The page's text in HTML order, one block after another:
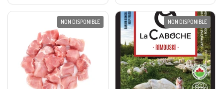
NON DISPONIBLE NON DISPONIBLE